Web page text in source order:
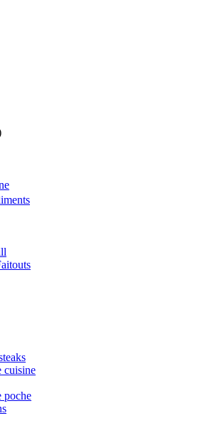
cuisine
poche